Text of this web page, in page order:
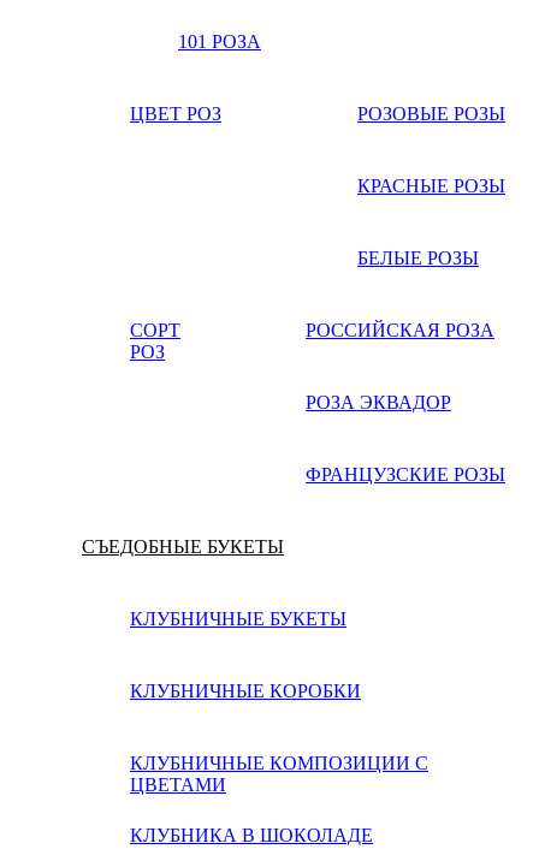
101 РОЗА
ЦВЕТ РОЗ РОЗОВЫЕ РОЗЫ
КРАСНЫЕ РОЗЫ
БЕЛЫЕ РОЗЫ
СОРТ
РОЗ
РОССИЙСКАЯ РОЗА
РОЗА ЭКВАДОР
ФРАНЦУЗСКИЕ РОЗЫ
СЪЕДОБНЫЕ БУКЕТЫ
КЛУБНИЧНЫЕ БУКЕТЫ
КЛУБНИЧНЫЕ КОРОБКИ
КЛУБНИЧНЫЕ КОМПОЗИЦИИ С
ЦВЕТАМИ
КЛУБНИКА В ШОКОЛАДЕ